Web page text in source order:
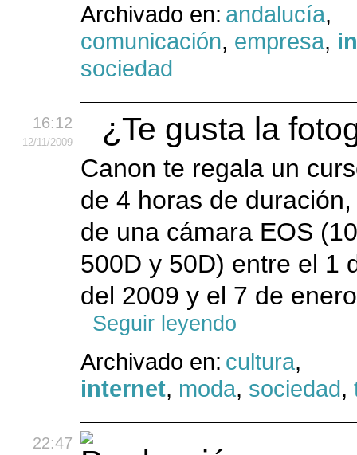
Archivado en: andalucía,
comunicación, empresa,
sociedad
16:12
12/11/2009 ¿Te gusta la
Canon te regala un
de 4 horas de
de una cámara EOS
500D y 50D) entre el 1
del 2009 y el 7 de
Seguir leyendo
Archivado en: cultura,
internet, moda, sociedad,
22:47